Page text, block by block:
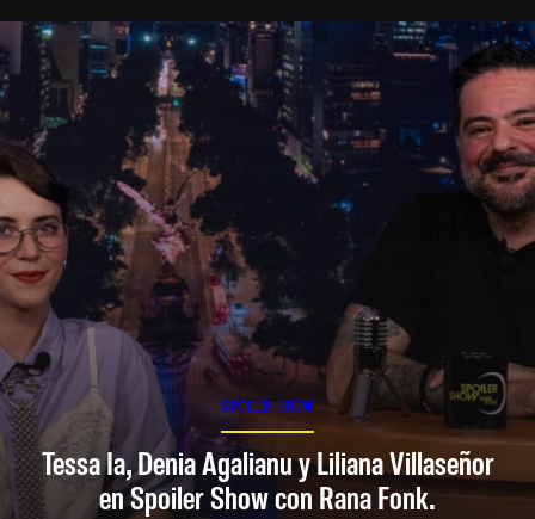
SPOILER SHOW
Tessa Ia, Denia Agalianu y Liliana Villaseñor
en Spoiler Show con Rana Fonk.